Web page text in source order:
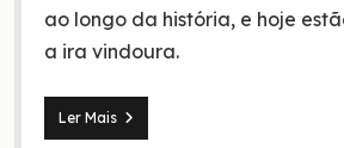
ao longo da história, e hoje
a ira vindoura.
Ler Mais5
Manifestações